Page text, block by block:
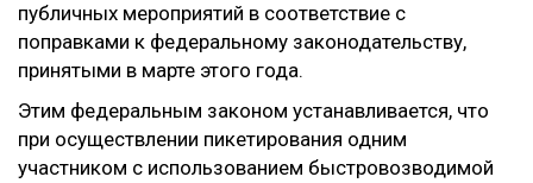
публичных мероприятий в соответствие с
поправками к федеральному законодательству,
принятыми в марте этого года.
Этим федеральным законом устанавливается, что
при осуществлении пикетирования одним
участником с использованием быстровозводимой